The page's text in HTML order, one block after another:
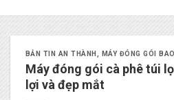
BẢN TIN AN THÀNH MÁY ĐÓNG GÓI BAO
Máy đóng gói cà phê túi
lợi và đẹp mắt